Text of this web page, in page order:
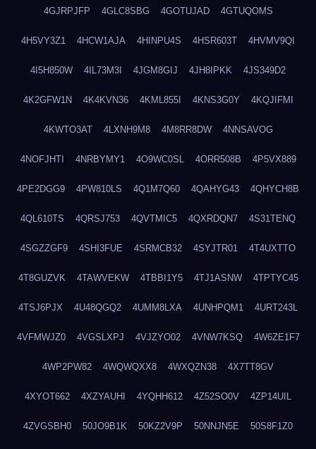
4GJRPJFP 4GLC8SBG 4GOTUJAD 4GTUQOMS
4H5VY3Z1 4HCW1AJA 4HINPU4S 4HSR603T 4HVMV9QI
4I5H850W 4IL73M3I 4JGM8GIJ 4JH8IPKK 4JS349D2
4K2GFW1N 4K4KVN36 4KML855I 4KNS3G0Y 4KQJIFMI
4KWTO3AT 4LXNH9M8 4M8RR8DW 4NNSAVOG
4NOFJHTI 4NRBYMY1 4O9WC0SL 4ORR508B 4P5VX889
4PE2DGG9 4PW810LS 4Q1M7Q60 4QAHYG43 4QHYCH8B
4QL610TS 4QRSJ753 4QVTMIC5 4QXRDQN7 4S31TENQ
4SGZZGF9 4SHI3FUE 4SRMCB32 4SYJTR01 4T4UXTTO
4T8GUZVK 4TAWVEKW 4TBBI1Y5 4TJ1ASNW 4TPTYC45
4TSJ6PJX 4U48QGQ2 4UMM8LXA 4UNHPQM1 4URT243L
4VFMWJZ0 4VGSLXPJ 4VJZYO02 4VNW7KSQ 4W6ZE1F7
4WP2PW82 4WQWQXX8 4WXQZN38 4X7TT8GV
4XYOT662 4XZYAUHI 4YQHH612 4Z52SO0V 4ZP14UIL
4ZVGSBH0 50JO9B1K 50KZ2V9P 50NNJN5E 50S8F1Z0